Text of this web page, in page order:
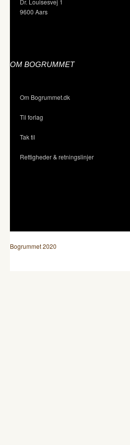
Dr. Louisesvej 1
9600 Aars
OM BOGRUMMET
Om Bogrummet.dk
Til forlag
Tak til
Rettigheder & retningslinjer
Bogrummet 2020